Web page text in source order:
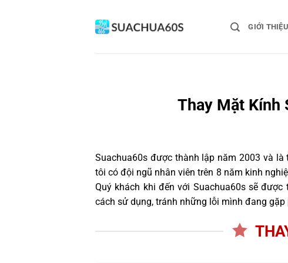
GIỚI THIỆU
Thay Mặt Kính
Suachua60s được thành lập năm 2003 và là
tôi có đội ngũ nhân viên trên 8 năm kinh
Quý khách khi đến với Suachua60s sẽ
cách sử dụng, tránh những lỗi mình đang gặp